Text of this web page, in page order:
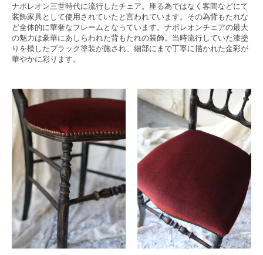
ナポレオン三世時代に流行したチェア。座る為ではなく客間などにて
装飾家具として使用されていたと言われています。その為背もたれな
ど全体的に華奢なフレームとなっています。ナポレオンチェアの最大
の魅力は豪華にあしらわれた背もたれの装飾。当時流行していた漆塗
りを模したブラック塗装が施され、細部にまで丁寧に描かれた金彩が
華やかに彩ります。